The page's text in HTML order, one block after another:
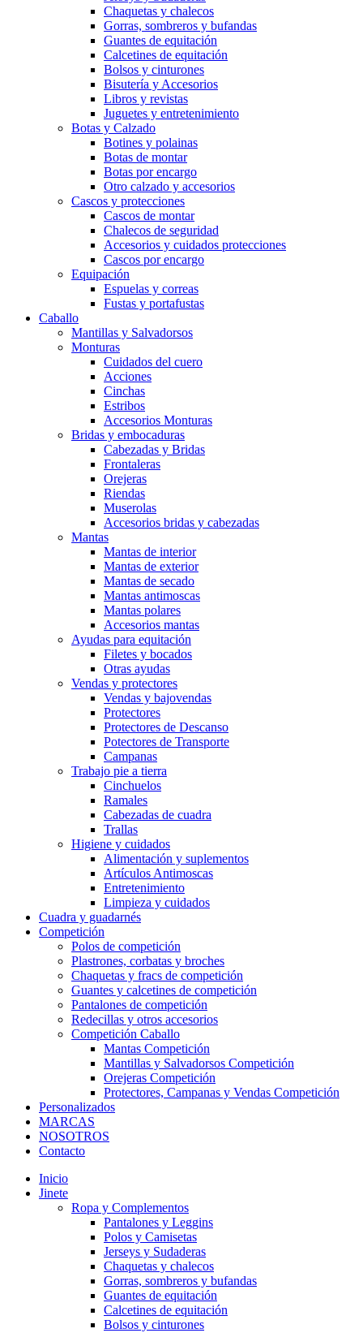
Chaquetas y chalecos
Gorras, sombreros y bufandas
Guantes de equitación
Calcetines de equitación
Bolsos y cinturones
Bisutería y Accesorios
Libros y revistas
Juguetes y entretenimiento
Botas y Calzado
Botines y polainas
Botas de montar
Botas por encargo
Otro calzado y accesorios
Cascos y protecciones
Cascos de montar
Chalecos de seguridad
Accesorios y cuidados protecciones
Cascos por encargo
Equipación
Espuelas y correas
Fustas y portafustas
Caballo
Mantillas y Salvadorsos
Monturas
Cuidados del cuero
Acciones
Cinchas
Estribos
Accesorios Monturas
Bridas y embocaduras
Cabezadas y Bridas
Frontaleras
Orejeras
Riendas
Muserolas
Accesorios bridas y cabezadas
Mantas
Mantas de interior
Mantas de exterior
Mantas de secado
Mantas antimoscas
Mantas polares
Accesorios mantas
Ayudas para equitación
Filetes y bocados
Otras ayudas
Vendas y protectores
Vendas y bajovendas
Protectores
Protectores de Descanso
Potectores de Transporte
Campanas
Trabajo pie a tierra
Cinchuelos
Ramales
Cabezadas de cuadra
Trallas
Higiene y cuidados
Alimentación y suplementos
Artículos Antimoscas
Entretenimiento
Limpieza y cuidados
Cuadra y guadarnés
Competición
Polos de competición
Plastrones, corbatas y broches
Chaquetas y fracs de competición
Guantes y calcetines de competición
Pantalones de competición
Redecillas y otros accesorios
Competición Caballo
Mantas Competición
Mantillas y Salvadorsos Competición
Orejeras Competición
Protectores, Campanas y Vendas Competición
Personalizados
MARCAS
NOSOTROS
Contacto
Inicio
Jinete
Ropa y Complementos
Pantalones y Leggins
Polos y Camisetas
Jerseys y Sudaderas
Chaquetas y chalecos
Gorras, sombreros y bufandas
Guantes de equitación
Calcetines de equitación
Bolsos y cinturones